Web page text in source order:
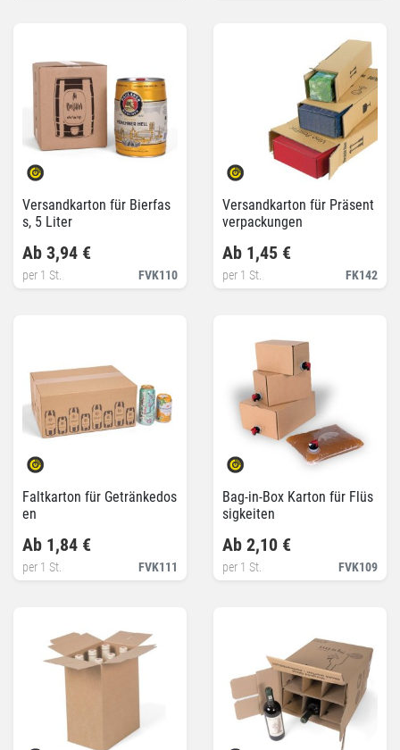
Versandkarton für Bierfas
s, 5 Liter
FVK110
Ab 3,94 €
per 1 St.
Versandkarton für Präsent
verpackungen
FK142
Ab 1,45 €
per 1 St.
Faltkarton für Getränkedos
en
FVK111
Ab 1,84 €
per 1 St.
Bag-in-Box Karton für Flüs
sigkeiten
FVK109
Ab 2,10 €
per 1 St.